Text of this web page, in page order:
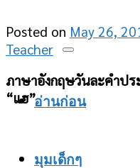
อ่านก่อน
มุมเด็กๆ
Posted on May 26,
Teacher
ภาษาอังกฤษวันละคำป
“แฮ”